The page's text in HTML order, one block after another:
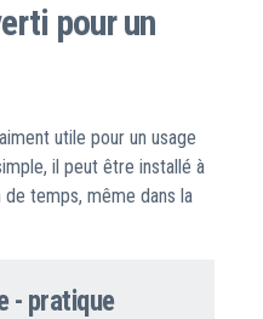
pour un
utile pour un usage
il peut être installé à
temps, même dans la
- pratique